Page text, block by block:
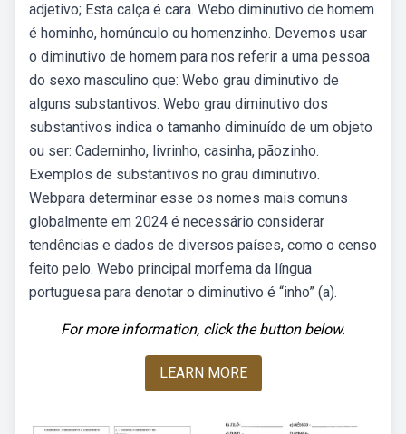
adjetivo; Esta calça é cara. Webo diminutivo de homem
é hominho, homúnculo ou homenzinho. Devemos usar
o diminutivo de homem para nos referir a uma pessoa
do sexo masculino que: Webo grau diminutivo de
alguns substantivos. Webo grau diminutivo dos
substantivos indica o tamanho diminuído de um objeto
ou ser: Caderninho, livrinho, casinha, pãozinho.
Exemplos de substantivos no grau diminutivo.
Webpara determinar esse os nomes mais comuns
globalmente em 2024 é necessário considerar
tendências e dados de diversos países, como o censo
feito pelo. Webo principal morfema da língua
portuguesa para denotar o diminutivo é “inho” (a).
For more information, click the button below.
LEARN MORE